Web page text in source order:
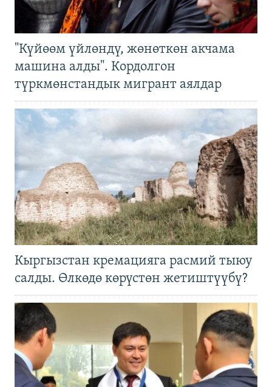
"Күйөөм үйлөндү, жөнөткөн акчама
машина алды". Кордолгон
түркмөнстандык мигрант аялдар
Кыргызстан кремацияга расмий тыюу
салды. Өлкөдө көрүстөн жетиштүүбү?